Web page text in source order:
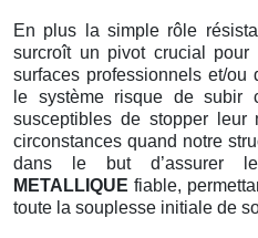
En plus la simple rôle
surcroît un pivot crucial
surfaces professionnels et/ou
le système risque de subir
susceptibles de stopper leur
circonstances quand notre
dans le but d’assurer
METALLIQUE fiable,
toute la souplesse initiale de